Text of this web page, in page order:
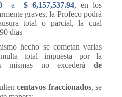
a $ 6,157,537.94, en los
graves, la Profeco podrá
total o parcial, la cual
días
hecho se cometan varias
total impuesta por la
mismas no excederá de
centavos fraccionados, se